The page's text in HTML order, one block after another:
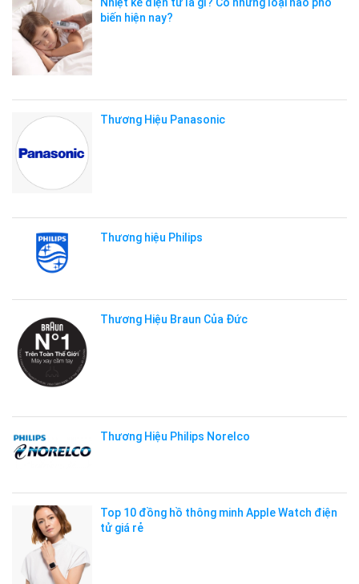
Nhiệt kế điện tử là gì? Có những loại nào phổ
biến hiện nay?
Thương Hiệu Panasonic
Thương hiệu Philips
Thương Hiệu Braun Của Đức
Thương Hiệu Philips Norelco
Top 10 đồng hồ thông minh Apple Watch điện
tử giá rẻ